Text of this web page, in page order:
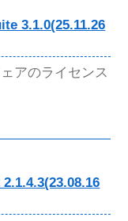
3.1.0(25.11.26
アのライセンス